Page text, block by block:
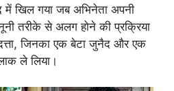
में खिल गया जब अभिनेता अपनी
तरीके से अलग होने की प्रक्रिया
जिनका एक बेटा जुनैद और एक
ले लिया।